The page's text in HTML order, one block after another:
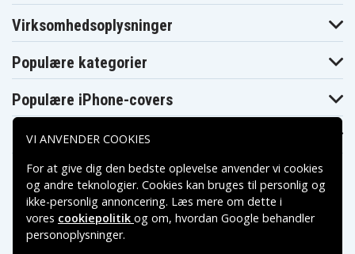
Virksomhedsoplysninger
Populære kategorier
Populære iPhone-covers
Populære Samsung-covers
Betalingsmuligheder
VI ANVENDER COOKIES
For at give dig den bedste oplevelse anvender vi cookies
og andre teknologier. Cookies kan bruges til personlig og
ikke-personlig annoncering. Læs mere om dette i
vores cookiepolitik og om, hvordan Google behandler
personoplysninger.